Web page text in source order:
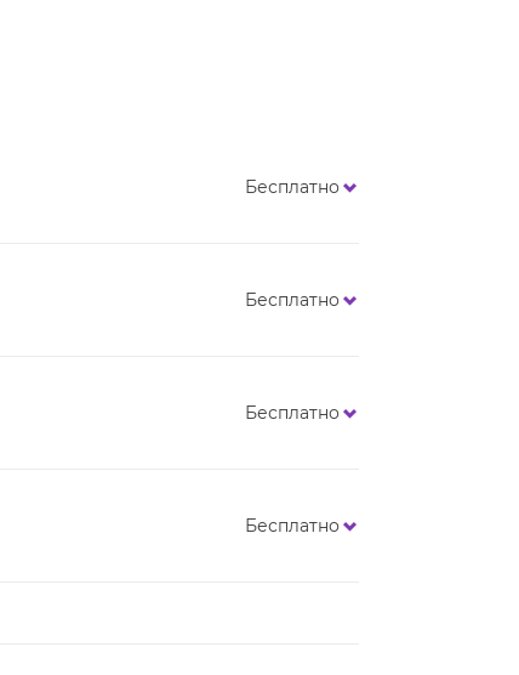
Бесплатно
Бесплатно
Бесплатно
Бесплатно